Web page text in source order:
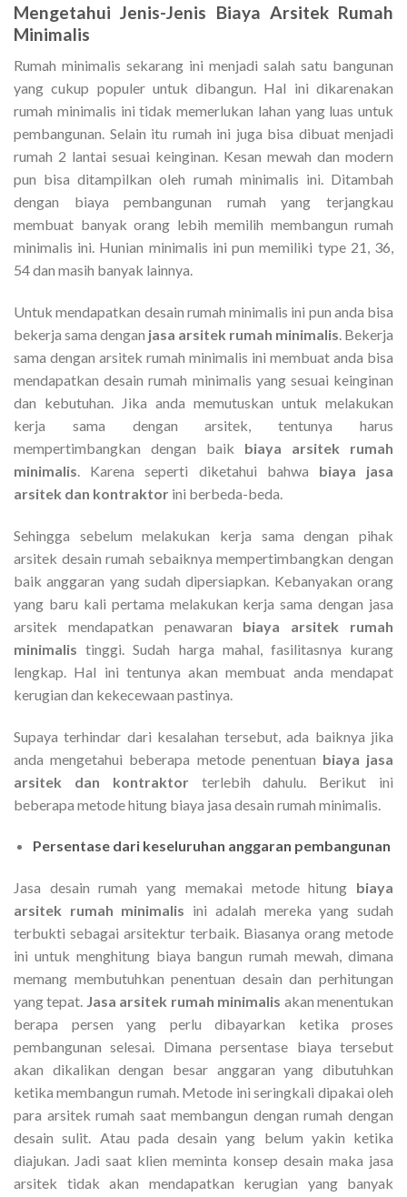
Mengetahui Jenis-Jenis Biaya Arsitek Rumah
Minimalis
Rumah minimalis sekarang ini menjadi salah satu bangunan
yang cukup populer untuk dibangun. Hal ini dikarenakan
rumah minimalis ini tidak memerlukan lahan yang luas untuk
pembangunan. Selain itu rumah ini juga bisa dibuat menjadi
rumah 2 lantai sesuai keinginan. Kesan mewah dan modern
pun bisa ditampilkan oleh rumah minimalis ini. Ditambah
dengan biaya pembangunan rumah yang terjangkau
membuat banyak orang lebih memilih membangun rumah
minimalis ini. Hunian minimalis ini pun memiliki type 21, 36,
54 dan masih banyak lainnya.
Untuk mendapatkan desain rumah minimalis ini pun anda bisa
bekerja sama dengan jasa arsitek rumah minimalis. Bekerja
sama dengan arsitek rumah minimalis ini membuat anda bisa
mendapatkan desain rumah minimalis yang sesuai keinginan
dan kebutuhan. Jika anda memutuskan untuk melakukan
kerja sama dengan arsitek, tentunya harus
mempertimbangkan dengan baik biaya arsitek rumah
minimalis. Karena seperti diketahui bahwa biaya jasa
arsitek dan kontraktor ini berbeda-beda.
Sehingga sebelum melakukan kerja sama dengan pihak
arsitek desain rumah sebaiknya mempertimbangkan dengan
baik anggaran yang sudah dipersiapkan. Kebanyakan orang
yang baru kali pertama melakukan kerja sama dengan jasa
arsitek mendapatkan penawaran biaya arsitek rumah
minimalis tinggi. Sudah harga mahal, fasilitasnya kurang
lengkap. Hal ini tentunya akan membuat anda mendapat
kerugian dan kekecewaan pastinya.
Supaya terhindar dari kesalahan tersebut, ada baiknya jika
anda mengetahui beberapa metode penentuan biaya jasa
arsitek dan kontraktorterlebih dahulu. Berikut ini
beberapa metode hitung biaya jasa desain rumah minimalis.
Persentase dari keseluruhan anggaran pembangunan
Jasa desain rumah yang memakai metode hitung biaya
arsitek rumah minimalis ini adalah mereka yang sudah
terbukti sebagai arsitektur terbaik. Biasanya orang metode
ini untuk menghitung biaya bangun rumah mewah, dimana
memang membutuhkan penentuan desain dan perhitungan
yang tepat. Jasa arsitek rumah minimalis akan menentukan
berapa persen yang perlu dibayarkan ketika proses
pembangunan selesai. Dimana persentase biaya tersebut
akan dikalikan dengan besar anggaran yang dibutuhkan
ketika membangun rumah. Metode ini seringkali dipakai oleh
para arsitek rumah saat membangun dengan rumah dengan
desain sulit. Atau pada desain yang belum yakin ketika
diajukan. Jadi saat klien meminta konsep desain maka jasa
arsitek tidak akan mendapatkan kerugian yang banyak